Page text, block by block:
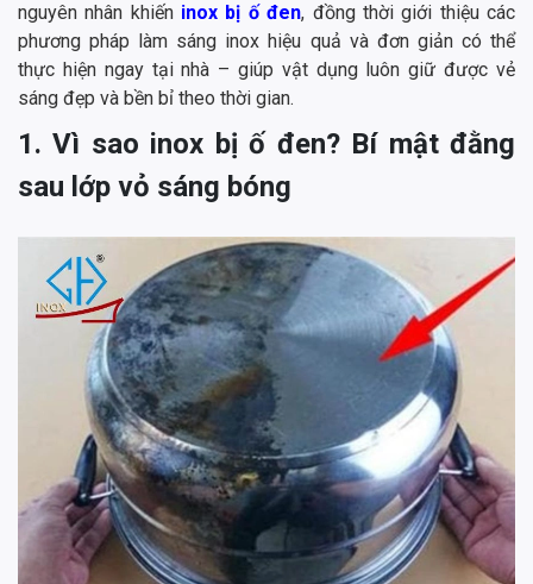
nguyên nhân khiến inox bị ố đen, đồng thời giới thiệu các
phương pháp làm sáng inox hiệu quả và đơn giản có thể
thực hiện ngay tại nhà – giúp vật dụng luôn giữ được vẻ
sáng đẹp và bền bỉ theo thời gian.
1. Vì sao inox bị ố đen? Bí mật đằng
sau lớp vỏ sáng bóng